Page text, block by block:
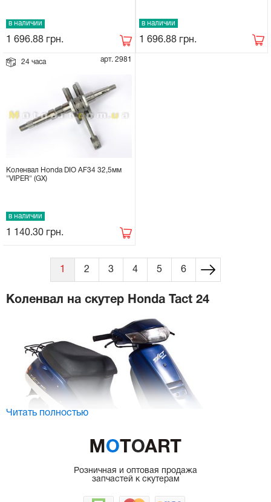
в наличии
1 696.88 грн.
в наличии
1 696.88 грн.
24 часа арт. 2981
Коленвал Honda DIO AF34 32,5мм
"VIPER" (GX)
в наличии
1 140.30 грн.
1 2 3 4 5 6
Коленвал на скутер Honda Tact 24
Читать полностью
Розничная и оптовая продажа
запчастей к скутерам